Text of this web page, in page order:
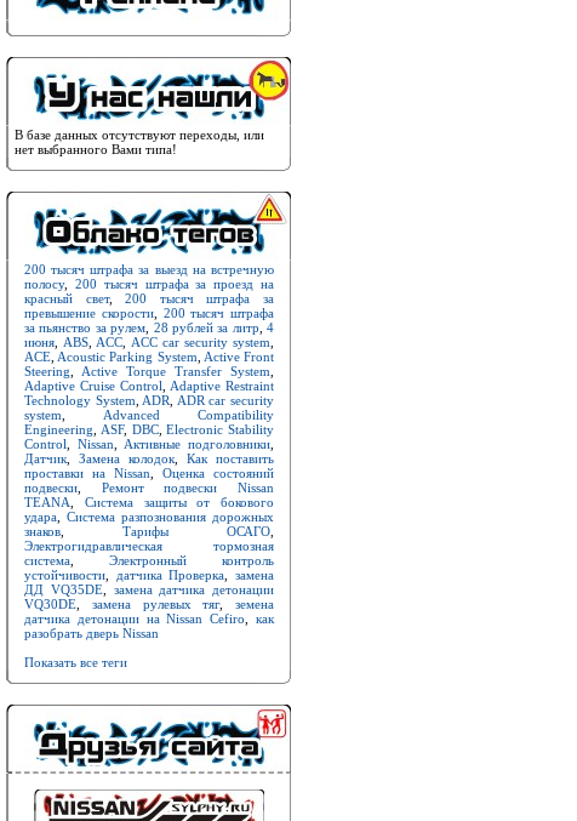
В базе данных отсутствуют переходы, или
нет выбранного Вами типа!
200 тысяч штрафа за выезд на встречную
полосу, 200 тысяч штрафа за проезд на
красный свет,200 тысяч штрафа за
превышение скорости, 200 тысяч штрафа
за пьянство за рулем 28 рублей за литр 4
июня
ABS ACC ACC car security system
ACE Acoustic Parking System Active Front
Steering
Active Torque Transfer System
Adaptive Cruise Control
Adaptive Restraint
Technology System ADR
ADR car security
system
Advanced Compatibility
Engineering
ASF, DBC,Electronic Stability
Control
Nissan Активные подголовники
Датчик
Замена колодок
Как поставить
проставки на Nissan
Оценка состояний
подвески
Ремонт подвески Nissan
TEANA
Система защиты от бокового
удара
Система разпознования дорожных
знаков
Тарифы ОСАГО
Электрогидравлическая тормозная
система
Электронный контроль
устойчивости
датчика Проверка ,замена
ДД VQ35DE, замена датчика детонации
VQ30DE
замена рулевых тяг, земена
датчика детонации на Nissan Cefiro
,как
разобрать дверь Nissan
Показать все теги